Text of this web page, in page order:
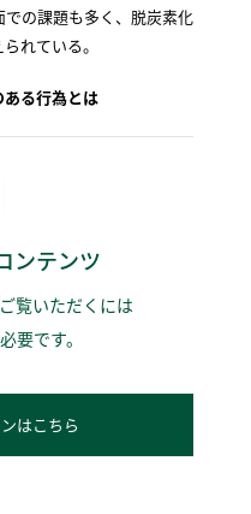
の課題も多く、脱炭素化
れている。
る行為とは
ンテンツ
覧いただくには
要です。
はこちら